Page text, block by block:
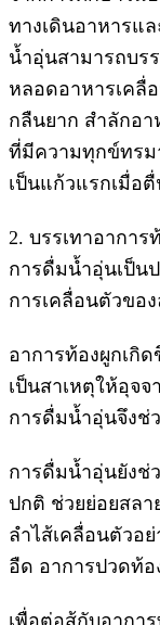
ทางเดินอาหารแ
น้ำอุ่นสามารถบร
หลอดอาหารเคลื่
กลืนยาก สำลักอา
ที่มีความทุกข์ทรม
เป็นแก้วแรกเมื่อ
2. บรรเทาอาการ
การดื่มน้ำอุ่นเป็น
การเคลื่อนตัวขอ
อาการท้องผูกเกิ
เป็นสาเหตุให้อุจ
การดื่มน้ำอุ่นจึงช่
การดื่มน้ำอุ่นยังช่
ปกติ ช่วยย่อยสล
ลำไส้เคลื่อนตัวอ
อืด อาการปวดท้อ
เพื่อต่อสู้กับอากา